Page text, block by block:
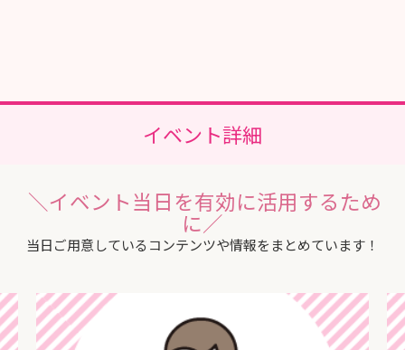
イベント詳細
＼イベント当日を有効に活用するため
に／
当日ご用意しているコンテンツや情報をまとめています！